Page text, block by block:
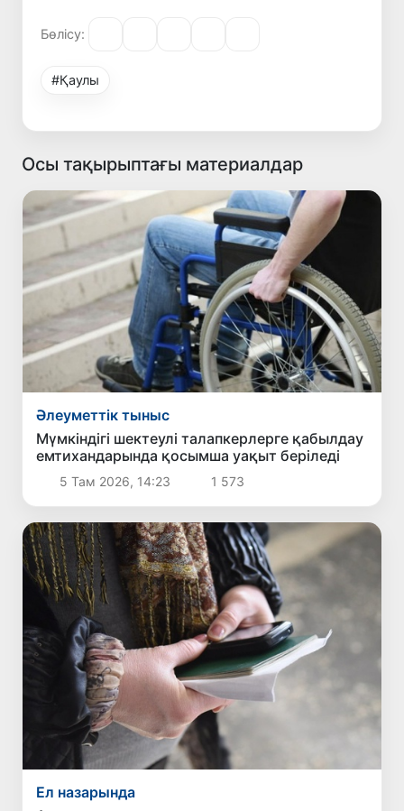
Бөлісу:
#Қаулы
Осы тақырыптағы материалдар
Әлеуметтік тыныс
Мүмкіндігі шектеулі талапкерлерге қабылдау
емтихандарында қосымша уақыт беріледі
5 Там 2026, 14:23 1 573
Ел назарында